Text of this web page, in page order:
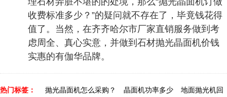
收费标准多少？”的疑问就不存在了，毕竟钱花得
值了。当然，在齐齐哈尔市厂家直销服务做到考
虑周全、真心实意，并做到石材抛光晶面机价钱
实惠的有伽华品牌。
热门标签： 抛光晶面机怎么采购？ 晶面机功率多少
地面抛光机回